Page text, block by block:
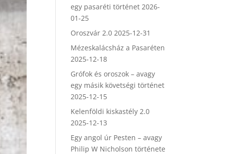
egy pasaréti történet 2026-
01-25
Oroszvár 2.0 2025-12-31
Mézeskalácsház a Pasaréten
2025-12-18
Grófok és oroszok – avagy
egy másik követségi történet
2025-12-15
Kelenföldi kiskastély 2.0
2025-12-13
Egy angol úr Pesten – avagy
Philip W Nicholson története